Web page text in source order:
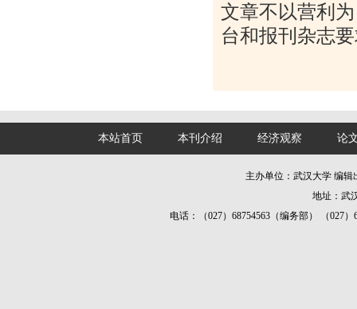
文章不以营利
台和报刊杂志
本站首页 本刊介绍 经济观察 论
主办单位：武汉大学 编
地址：武
电话：（027）68754563（编务部） （027